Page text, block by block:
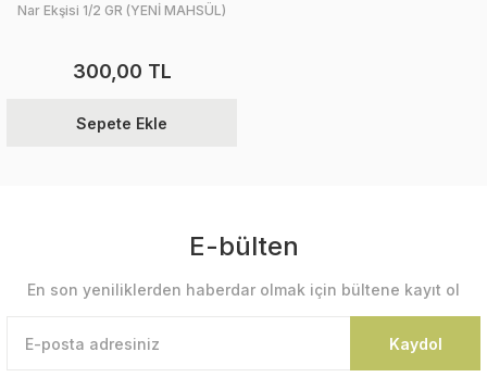
Nar Ekşisi 1/2 GR (YENİ MAHSÜL)
300,00 TL
Sepete Ekle
E-bülten
En son yeniliklerden haberdar olmak için bültene kayıt ol
Kaydol